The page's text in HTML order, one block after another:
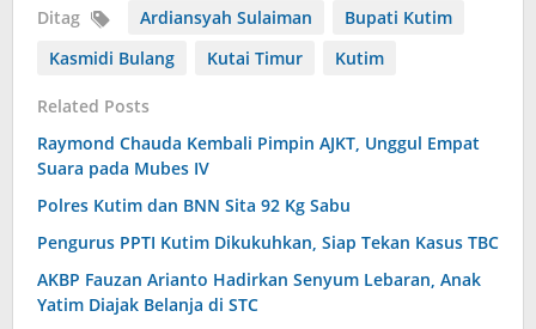
Ditag Ardiansyah Sulaiman
Bupati Kutim
Kasmidi Bulang
Kutai Timur Kutim
Related Posts
Raymond Chauda Kembali Pimpin AJKT, Unggul Empat
Suara pada Mubes IV
Polres Kutim dan BNN Sita 92 Kg Sabu
Pengurus PPTI Kutim Dikukuhkan, Siap Tekan Kasus TBC
AKBP Fauzan Arianto Hadirkan Senyum Lebaran, Anak
Yatim Diajak Belanja di STC